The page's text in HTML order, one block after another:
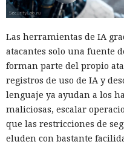
Las herramientas de IA
atacantes solo una fuente
forman parte del propio
registros de uso de IA y
lenguaje ya ayudan a los
maliciosas, escalar
que las restricciones de
eluden con bastante